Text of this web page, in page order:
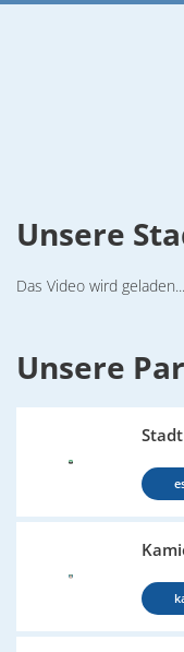
Unsere
Das Video wird geladen...
Unsere